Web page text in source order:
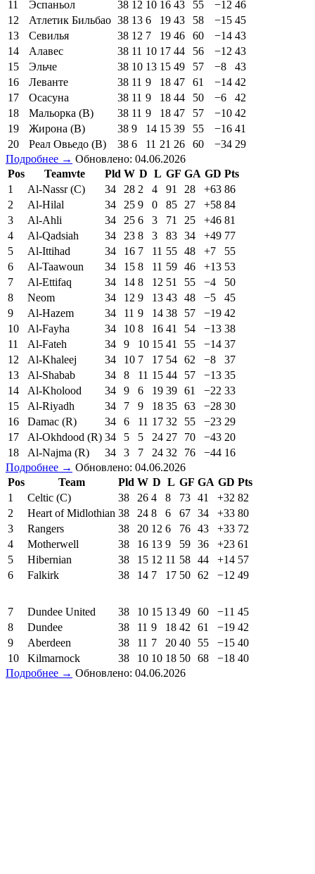
11
Эспаньол 38 12 10 16 43 55 −12 46
12
Атлетик Бильбао 38 13 6 19 43 58 −15 45
13
Севилья 38 12 7 19 46 60 −14 43
14
Алавес 38 11 10 17 44 56 −12 43
15
Эльче 38 10 13 15 49 57 −8
43
16
Леванте 38 11 9 18 47 61 −14 42
17
Осасуна 38 11 9 18 44 50 −6
42
18
Мальорка (В) 38 11 9 18 47 57 −10 42
19
Жирона (В) 38 9 14 15 39 55 −16 41
20
Реал Овьедо (В) 38 6 11 21 26 60 −34 29
Подробнее → Обновлено: 04.06.2026
Pos
Teamvte Pld W D L GF GA GD Pts
1
Al-Nassr (C) 34 28 2 4 91 28 +63 86
2
Al-Hilal 34 25 9 0 85 27 +58 84
3
Al-Ahli 34 25 6 3 71 25 +46 81
4
Al-Qadsiah 34 23 8 3 83 34 +49 77
5
Al-Ittihad 34 16 7 11 55 48 +7
55
6
Al-Taawoun 34 15 8 11 59 46 +13 53
7
Al-Ettifaq 34 14 8 12 51 55 −4
50
8
Neom 34 12 9 13 43 48 −5
45
9
Al-Hazem 34 11 9 14 38 57 −19 42
10
Al-Fayha 34 10 8 16 41 54 −13 38
11
Al-Fateh 34 9 10 15 41 55 −14 37
12
Al-Khaleej 34 10 7 17 54 62 −8
37
13
Al-Shabab 34 8 11 15 44 57 −13 35
14
Al-Kholood 34 9 6 19 39 61 −22 33
15
Al-Riyadh 34 7 9 18 35 63 −28 30
16
Damac (R) 34 6 11 17 32 55 −23 29
17
Al-Okhdood (R) 34 5 5 24 27 70 −43 20
18
Al-Najma (R) 34 3 7 24 32 76 −44 16
Подробнее → Обновлено: 04.06.2026
Pos
Team Pld W D L GF GA GD Pts
1
Celtic (C) 38 26 4 8 73 41 +32 82
2
Heart of Midlothian 38 24 8 6 67 34 +33 80
3
Rangers 38 20 12 6 76 43 +33 72
4
Motherwell 38 16 13 9 59 36 +23 61
5
Hibernian 38 15 12 11 58 44 +14 57
6
Falkirk 38 14 7 17 50 62 −12 49
7 Dundee United 38 10 15 13 49 60 −11 45
8
Dundee 38 11 9 18 42 61 −19 42
9
Aberdeen 38 11 7 20 40 55 −15 40
10
Kilmarnock 38 10 10 18 50 68 −18 40
Подробнее → Обновлено: 04.06.2026